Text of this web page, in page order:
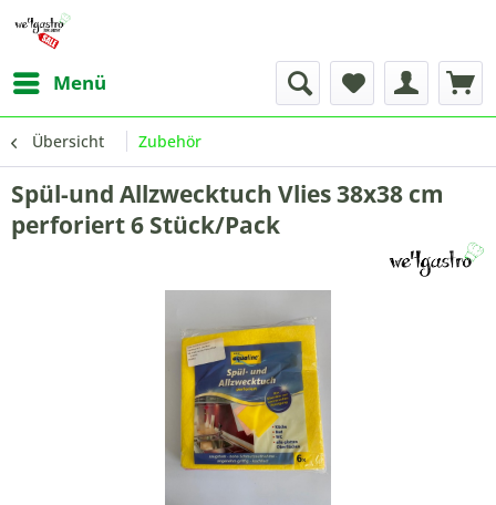
Menü
Übersicht Zubehör
Spül-und Allzwecktuch Vlies 38x38 cm
perforiert 6 Stück/Pack